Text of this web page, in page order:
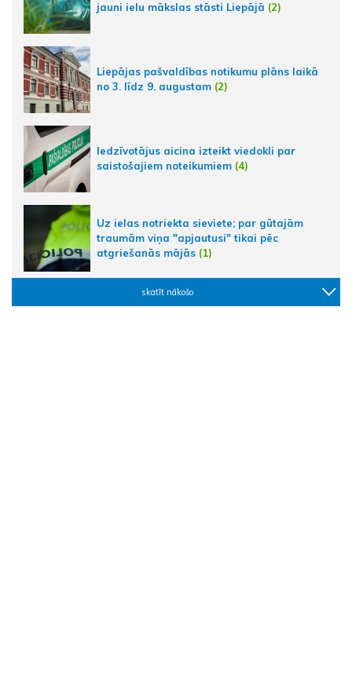
jauni ielu mākslas stāsti Liepājā (2)
Liepājas pašvaldības notikumu plāns laikā
no 3. līdz 9. augustam (2)
Iedzīvotājus aicina izteikt viedokli par
saistošajiem noteikumiem (4)
Uz ielas notriekta sieviete; par gūtajām
traumām viņa "apjautusi" tikai pēc
atgriešanās mājās (1)
skatīt nākošo